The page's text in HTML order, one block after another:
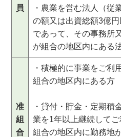
員
・農業を営む法人（従
の額又は出資総額3億円
であって、その事務所
が組合の地区内にある
准
組
合
・積極的に事業をご利
組合の地区内にある方
・貸付・貯金・定期積
業を1年以上継続してご
組合の地区内に勤務地